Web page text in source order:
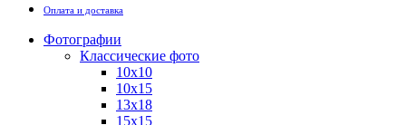
Оплата и доставка
Фотографии
Классические фото
10х10
10х15
13х18
15х15